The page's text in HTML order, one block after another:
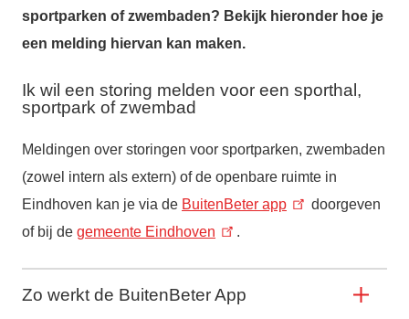
sportparken of zwembaden? Bekijk hieronder hoe je
een melding hiervan kan maken.
Ik wil een storing melden voor een sporthal,
sportpark of zwembad
Meldingen over storingen voor sportparken, zwembaden
(zowel intern als extern) of de openbare ruimte in
Eindhoven kan je via de BuitenBeter app
doorgeven
of bij de gemeente Eindhoven .
Zo werkt de BuitenBeter App